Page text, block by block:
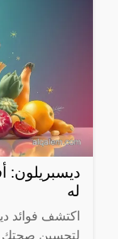
ديسبريلون:
له
اكتشف فوائد
لتحسين صحتك